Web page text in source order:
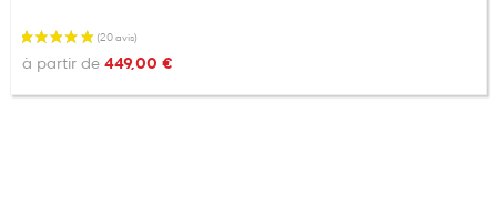
à partir de 449,00 €